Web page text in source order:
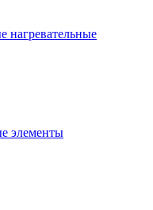
элементы